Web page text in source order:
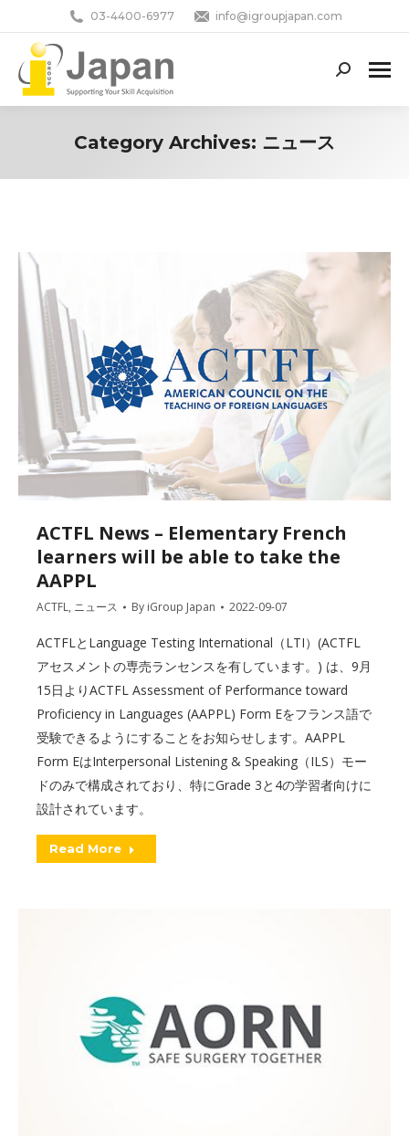
03-4400-6977 info@igroupjapan.com
Search:
Category Archives: ニュース
ACTFL News – Elementary French
learners will be able to take the
AAPPL
ACTFL, ニュース By iGroup Japan 2022-09-07
ACTFLとLanguage Testing International（LTI）(ACTFL
アセスメントの専売ランセンスを有しています。) は、9月
15日よりACTFL Assessment of Performance toward
Proficiency in Languages (AAPPL) Form Eをフランス語で
受験できるようにすることをお知らせします。AAPPL
Form EはInterpersonal Listening & Speaking（ILS）モー
ドのみで構成されており、特にGrade 3と4の学習者向けに
設計されています。
Read More